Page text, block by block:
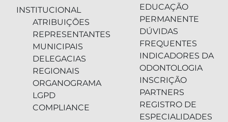
INSTITUCIONAL
ATRIBUIÇÕES
REPRESENTANTES
MUNICIPAIS
DELEGACIAS
REGIONAIS
ORGANOGRAMA
LGPD
COMPLIANCE
EDUCAÇÃO
PERMANENTE
DÚVIDAS
FREQUENTES
INDICADORES DA
ODONTOLOGIA
INSCRIÇÃO
PARTNERS
REGISTRO DE
ESPECIALIDADES